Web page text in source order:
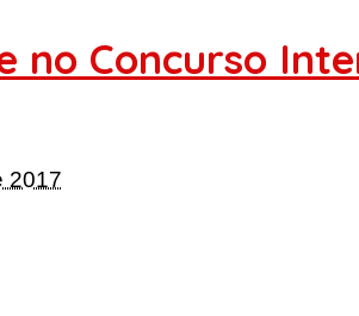
no Concurso
2017